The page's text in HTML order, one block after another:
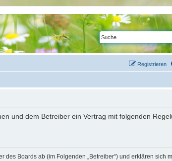
Registrieren
und dem Betreiber ein Vertrag mit folgenden
des Boards ab (im Folgenden „Betreiber“) und erklären sich